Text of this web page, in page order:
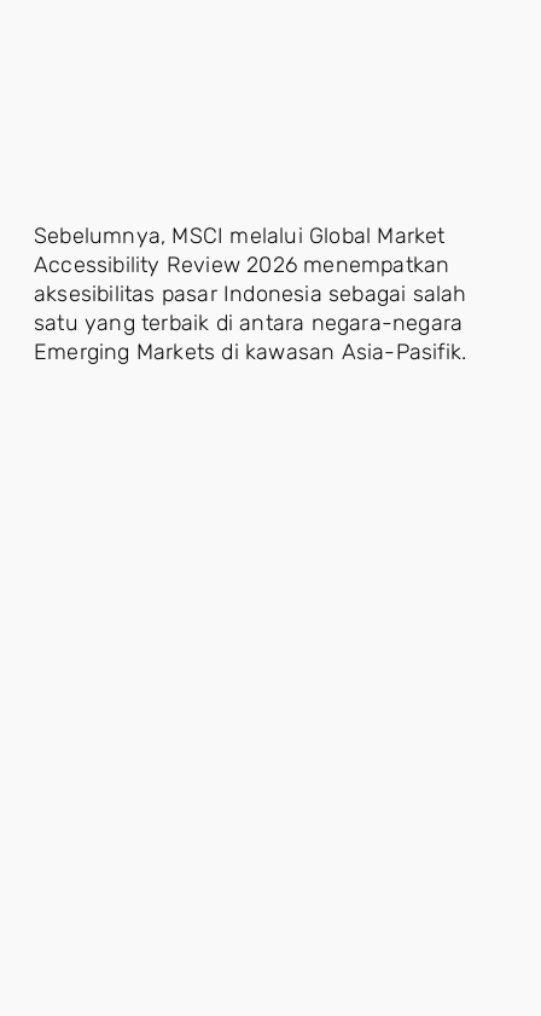
Sebelumnya, MSCI melalui Global Market
Accessibility Review 2026 menempatkan
aksesibilitas pasar Indonesia sebagai salah
satu yang terbaik di antara negara-negara
Emerging Markets di kawasan Asia-Pasifik.